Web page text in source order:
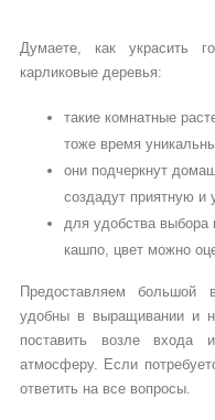
Думаете, как украсить
карликовые деревья:
такие комнатные
тоже время
они подчеркнут
создадут приятную
для удобства
кашпо, цвет можно
Предоставляем большой
удобны в выращивании и
поставить возле входа
атмосферу. Если
ответить на все вопросы.